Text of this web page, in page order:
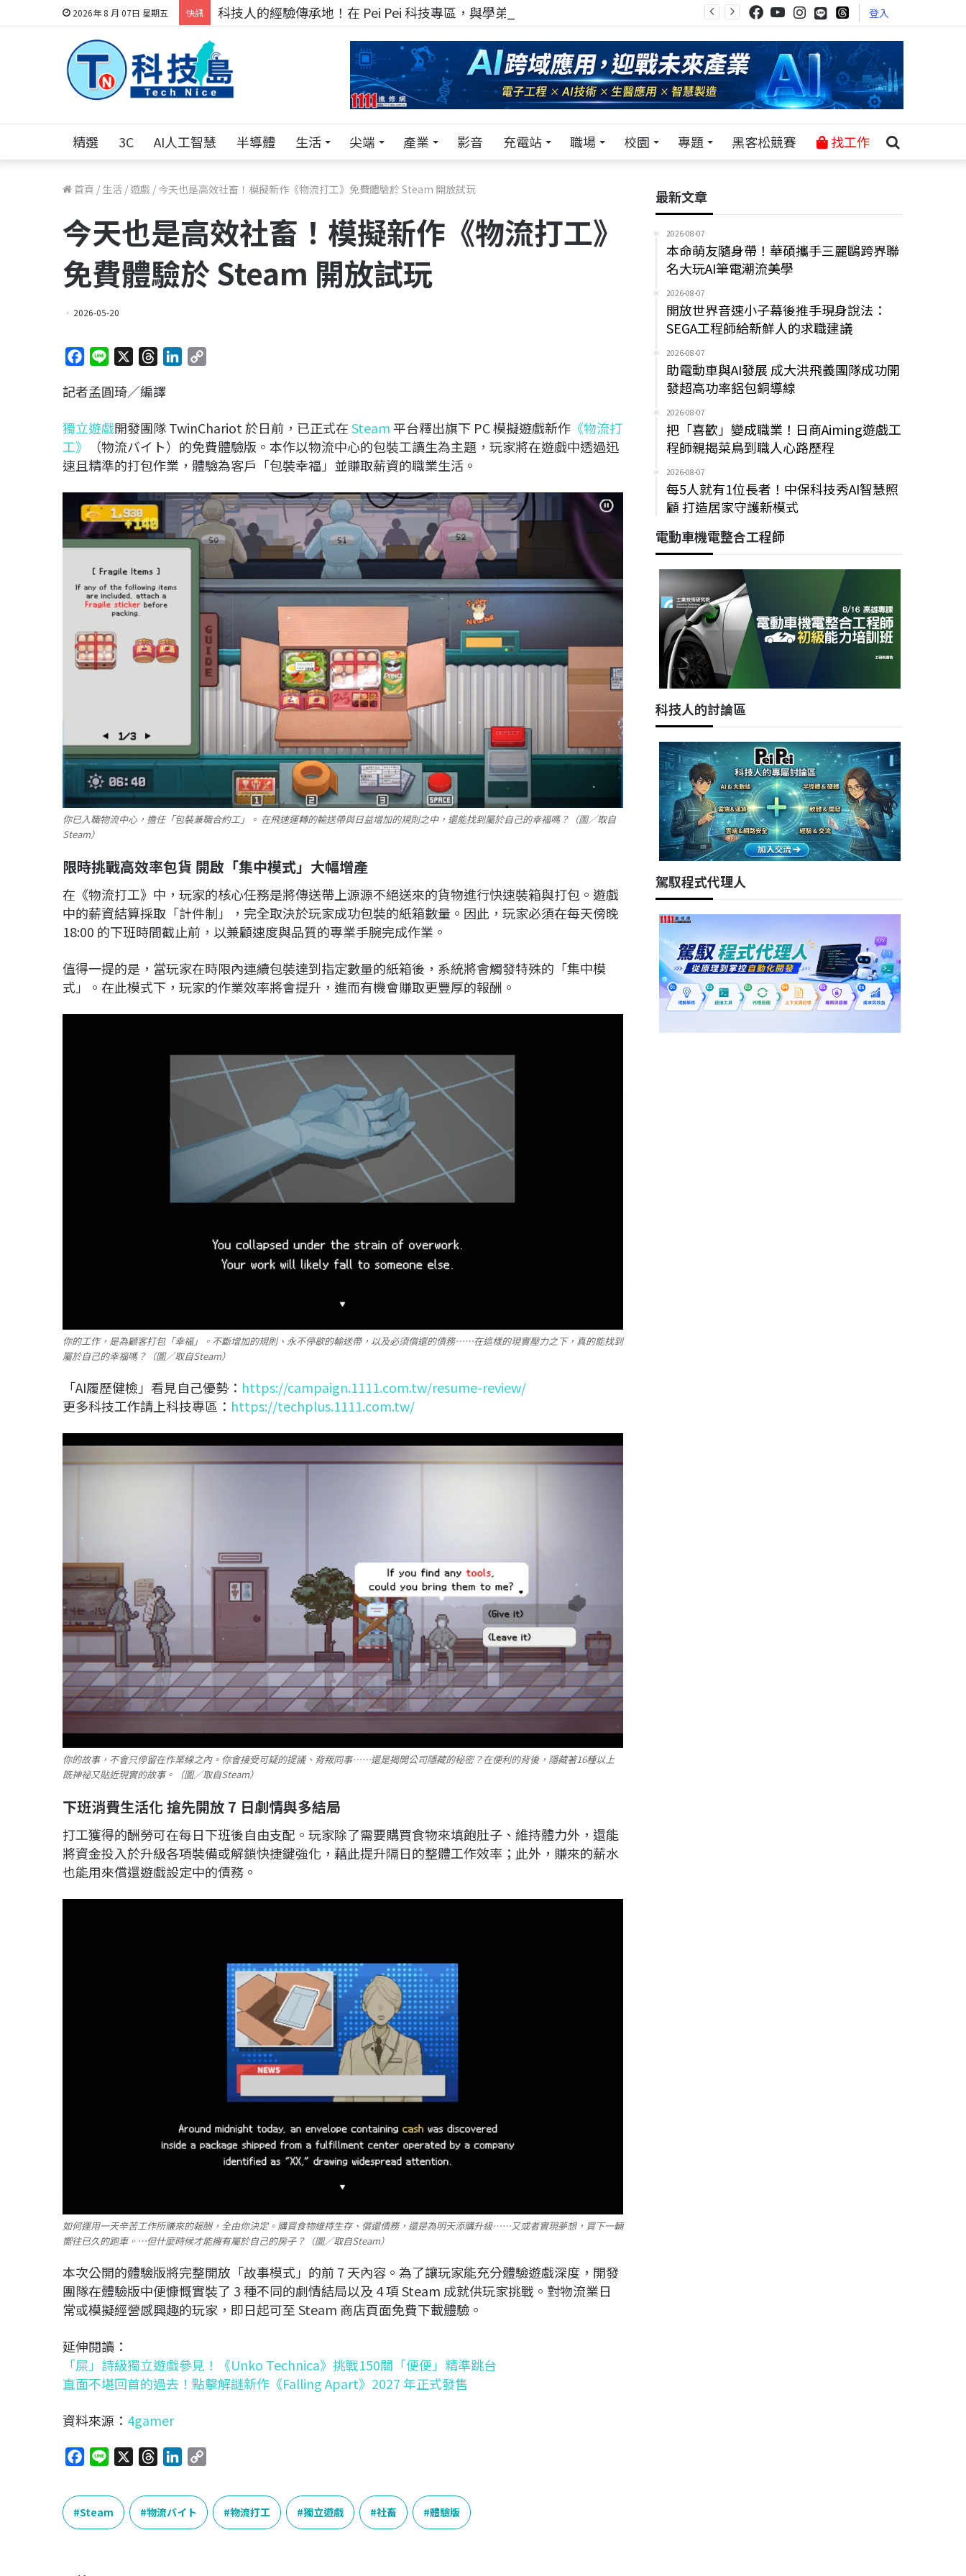
2026年 8 月 07日 星期五 快訊 科技人的經驗傳承地！在 Pei Pei 科技專區，與學弟妹交流最硬核的技術 登入
精選 3C AI人工智慧 半導體 生活 尖端 產業 影音 充電站 職場 校園 專題 黑客松競賽 找工作
首頁 / 生活 / 遊戲 / 今天也是高效社畜！模擬新作《物流打工》免費體驗於 Steam 開放試玩
今天也是高效社畜！模擬新作《物流打工》
免費體驗於 Steam 開放試玩
2026-05-20
c
b
o
n
r
a
d
s
e
d
I
L
i
n
記者孟圓琦／編譯
獨立遊戲開發團隊 TwinChariot 於日前，已正式在Steam平台釋出旗下 PC 模擬遊戲新作 《物流打
工》
（物流バイト）的免費體驗版。本作以物流中心的包裝工讀生為主題，玩家將在遊戲中透過迅
速且精準的打包作業，體驗為客戶「包裝幸福」並賺取薪資的職業生活。
你已入職物流中心，擔任「包裝兼職合約工」。 在飛速運轉的輸送帶與日益增加的規則之中，還能找到屬於自己的幸福嗎？（圖／取自
Steam）
限時挑戰高效率包貨 開啟「集中模式」大幅增產
在《物流打工》中，玩家的核心任務是將傳送帶上源源不絕送來的貨物進行快速裝箱與打包。遊戲
中的薪資結算採取「計件制」，完全取決於玩家成功包裝的紙箱數量。因此，玩家必須在每天傍晚
18:00 的下班時間截止前，以兼顧速度與品質的專業手腕完成作業。
值得一提的是，當玩家在時限內連續包裝達到指定數量的紙箱後，系統將會觸發特殊的「集中模
式」。在此模式下，玩家的作業效率將會提升，進而有機會賺取更豐厚的報酬。
你的工作，是為顧客打包「幸福」。不斷增加的規則、永不停歇的輸送帶，以及必須償還的債務……在這樣的現實壓力之下，真的能找到
屬於自己的幸福嗎？（圖／取自Steam）
「AI履歷健檢」看見自己優勢： https://campaign.1111.com.tw/resume-review/
更多科技工作請上科技專區： https://techplus.1111.com.tw/
你的故事，不會只停留在作業線之內。你會接受可疑的提議、背叛同事……還是揭開公司隱藏的秘密？在便利的背後，隱藏著16種以上
既神祕又貼近現實的故事。（圖／取自Steam）
下班消費生活化 搶先開放 7 日劇情與多結局
打工獲得的酬勞可在每日下班後自由支配。玩家除了需要購買食物來填飽肚子、維持體力外，還能
將資金投入於升級各項裝備或解鎖快捷鍵強化，藉此提升隔日的整體工作效率；此外，賺來的薪水
也能用來償還遊戲設定中的債務。
如何運用一天辛苦工作所賺來的報酬，全由你決定。購買食物維持生存、償還債務，還是為明天添購升級……又或者實現夢想，買下一輛
嚮往已久的跑車。…但什麼時候才能擁有屬於自己的房子？（圖／取自Steam）
本次公開的體驗版將完整開放「故事模式」的前 7 天內容。為了讓玩家能充分體驗遊戲深度，開發
團隊在體驗版中便慷慨實裝了 3 種不同的劇情結局以及 4 項 Steam 成就供玩家挑戰。對物流業日
常或模擬經營感興趣的玩家，即日起可至 Steam 商店頁面免費下載體驗。
延伸閱讀：
「屎」詩級獨立遊戲參見！《Unko Technica》挑戰150關「便便」精準跳台
直面不堪回首的過去！點擊解謎新作《Falling Apart》2027 年正式發售
資料來源： 4gamer
c
e
b
n
e
r
e
a
n
k
e
y
Steam 物流バイト 物流打工 獨立遊戲 社畜 體驗版
最新文章
2026-08-07
本命萌友隨身帶！華碩攜手三麗鷗跨界聯
名大玩AI筆電潮流美學
2026-08-07
開放世界音速小子幕後推手現身說法：
SEGA工程師給新鮮人的求職建議
2026-08-07
助電動車與AI發展 成大洪飛義團隊成功開
發超高功率鋁包銅導線
2026-08-07
把「喜歡」變成職業！日商Aiming遊戲工
程師親揭菜鳥到職人心路歷程
2026-08-07
每5人就有1位長者！中保科技秀AI智慧照
顧 打造居家守護新模式
電動車機電整合工程師
科技人的討論區
駕馭程式代理人